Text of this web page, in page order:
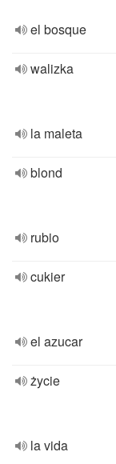
el bosque
walizka
la maleta
blond
rubio
cukier
el azucar
życie
la vida